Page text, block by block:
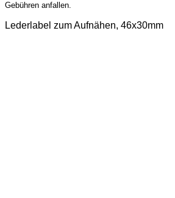
Gebühren anfallen.
Lederlabel zum Aufnähen, 46x30mm